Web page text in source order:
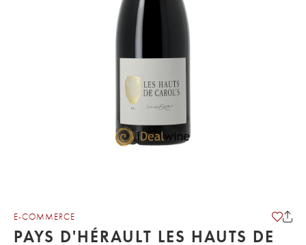
E-COMMERCE
PAYS D'HÉRAULT LES HAUTS DE